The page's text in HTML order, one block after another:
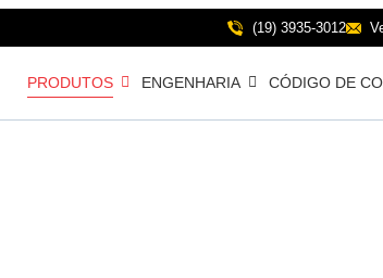
(19) 3935-3012
PRODUTOS ENGENHARIA CÓDIGO DE